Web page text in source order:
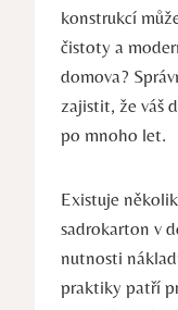
konstrukcí
čistoty a
domova?
zajistit, že váš
po mnoho let.
Existuje
sadrokarton v
nutnosti
praktiky patří